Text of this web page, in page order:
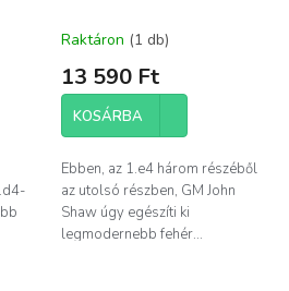
Raktáron (1 db)
13 590 Ft
KOSÁRBA
Ebben, az 1.e4 három részéből
az utolsó részben, GM John
Shaw úgy egészíti ki
legmodernebb fehér...